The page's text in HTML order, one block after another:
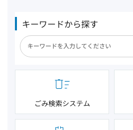
キーワードから探す
ごみ検索システム